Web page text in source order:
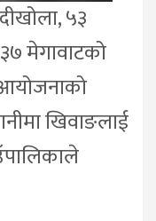
५३
मेगावाटको
खिवाङलाई